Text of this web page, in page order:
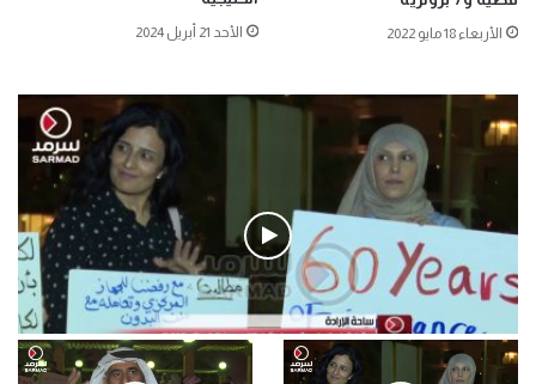
الأربعاء 18 مايو 2022 الأحد 21 أبريل 2024
فيديو